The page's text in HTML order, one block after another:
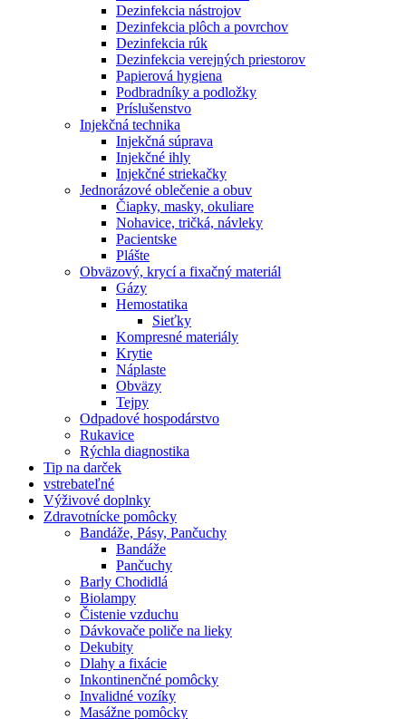
Dezinfekcia nástrojov
Dezinfekcia plôch a povrchov
Dezinfekcia rúk
Dezinfekcia verejných priestorov
Papierová hygiena
Podbradníky a podložky
Príslušenstvo
Injekčná technika
Injekčná súprava
Injekčné ihly
Injekčné striekačky
Jednorázové oblečenie a obuv
Čiapky, masky, okuliare
Nohavice, tričká, návleky
Pacientske
Plášte
Obväzový, krycí a fixačný materiál
Gázy
Hemostatika
Sieťky
Kompresné materiály
Krytie
Náplaste
Obväzy
Tejpy
Odpadové hospodárstvo
Rukavice
Rýchla diagnostika
Tip na darček
vstrebateľné
Výživové doplnky
Zdravotnícke pomôcky
Bandáže, Pásy, Pančuchy
Bandáže
Pančuchy
Barly Chodidlá
Biolampy
Čistenie vzduchu
Dávkovače poliče na lieky
Dekubity
Dlahy a fixácie
Inkontinenčné pomôcky
Invalidné vozíky
Masážne pomôcky